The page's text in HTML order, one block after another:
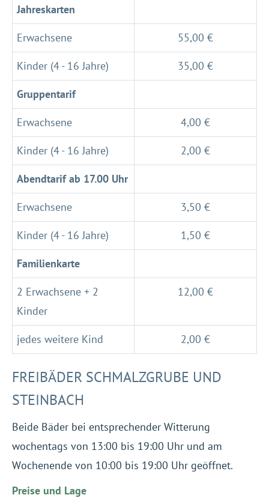
Jahreskarten
Erwachsene 55,00 €
Kinder (4 - 16 Jahre) 35,00 €
Gruppentarif
Erwachsene 4,00 €
Kinder (4 - 16 Jahre) 2,00 €
Abendtarif ab 17.00 Uhr
Erwachsene 3,50 €
Kinder (4 - 16 Jahre) 1,50 €
Familienkarte
2 Erwachsene + 2
Kinder
12,00 €
jedes weitere Kind 2,00 €
FREIBÄDER SCHMALZGRUBE UND
STEINBACH
Beide Bäder bei entsprechender Witterung
wochentags von 13:00 bis 19:00 Uhr und am
Wochenende von 10:00 bis 19:00 Uhr geöffnet.
Preise und Lage